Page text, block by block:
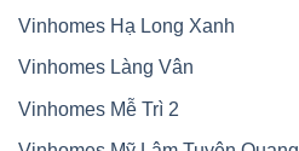
Vinhomes Hạ Long Xanh
Vinhomes Làng Vân
Vinhomes Mễ Trì 2